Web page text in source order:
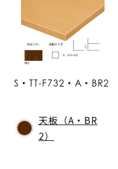
S・TT-F732・A・BR2
天板（A・BR
2）